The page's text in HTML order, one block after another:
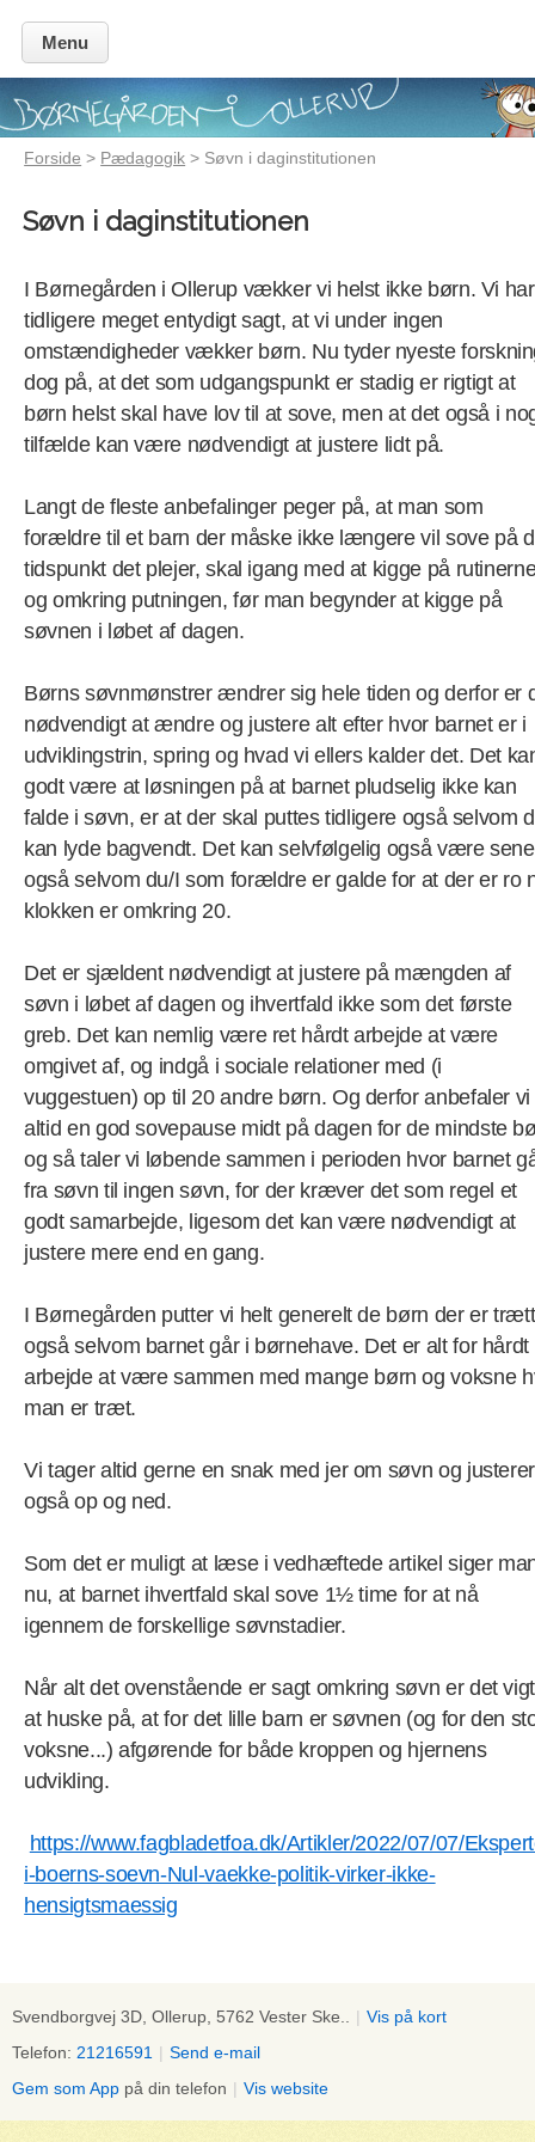
Menu
Forside > Pædagogik > Søvn i daginstitutionen
Søvn i daginstitutionen
I Børnegården i Ollerup vækker vi helst ikke børn. Vi har
tidligere meget entydigt sagt, at vi under ingen
omstændigheder vækker børn. Nu tyder nyeste
dog på, at det som udgangspunkt er stadig er rigtigt at
børn helst skal have lov til at sove, men at det også i
tilfælde kan være nødvendigt at justere lidt på.
Langt de fleste anbefalinger peger på, at man som
forældre til et barn der måske ikke længere vil sove på
tidspunkt det plejer, skal igang med at kigge på
og omkring putningen, før man begynder at kigge på
søvnen i løbet af dagen.
Børns søvnmønstrer ændrer sig hele tiden og derfor er
nødvendigt at ændre og justere alt efter hvor barnet er i
udviklingstrin, spring og hvad vi ellers kalder det. Det
godt være at løsningen på at barnet pludselig ikke kan
falde i søvn, er at der skal puttes tidligere også selvom
kan lyde bagvendt. Det kan selvfølgelig også være
også selvom du/I som forældre er galde for at der er ro
klokken er omkring 20.
Det er sjældent nødvendigt at justere på mængden af
søvn i løbet af dagen og ihvertfald ikke som det første
greb. Det kan nemlig være ret hårdt arbejde at være
omgivet af, og indgå i sociale relationer med (i
vuggestuen) op til 20 andre børn. Og derfor anbefaler vi
altid en god sovepause midt på dagen for de mindste
og så taler vi løbende sammen i perioden hvor barnet
fra søvn til ingen søvn, for der kræver det som regel et
godt samarbejde, ligesom det kan være nødvendigt at
justere mere end en gang.
I Børnegården putter vi helt generelt de børn der er
også selvom barnet går i børnehave. Det er alt for hårdt
arbejde at være sammen med mange børn og voksne
man er træt.
Vi tager altid gerne en snak med jer om søvn og justerer
også op og ned.
Som det er muligt at læse i vedhæftede artikel siger
nu, at barnet ihvertfald skal sove 1½ time for at nå
igennem de forskellige søvnstadier.
Når alt det ovenstående er sagt omkring søvn er det
at huske på, at for det lille barn er søvnen (og for den
voksne...) afgørende for både kroppen og hjernens
udvikling.
https://www.fagbladetfoa.dk/Artikler/2022/07/07/
i-boerns-soevn-Nul-vaekke-politik-virker-ikke-
hensigtsmaessig
Svendborgvej 3D, Ollerup, 5762 Vester Ske.. | Vis på kort
Telefon: 21216591 | Send e-mail
Gem som App på din telefon | Vis website